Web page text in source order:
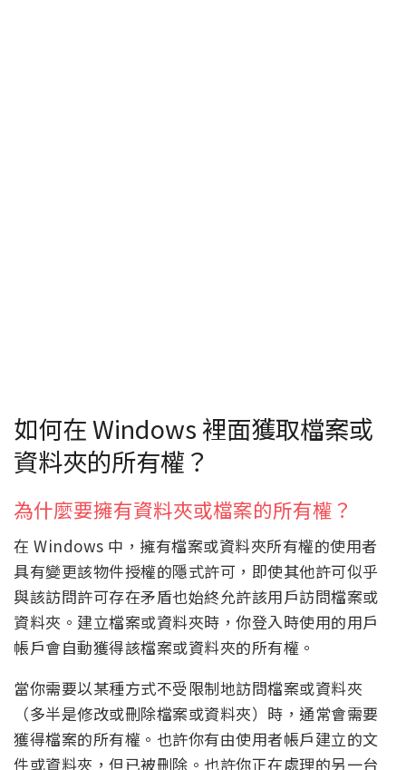
如何在 Windows 裡面獲取檔案或
資料夾的所有權？
為什麼要擁有資料夾或檔案的所有權？
在 Windows 中，擁有檔案或資料夾所有權的使用者
具有變更該物件授權的隱式許可，即使其他許可似乎
與該訪問許可存在矛盾也始終允許該用戶訪問檔案或
資料夾。建立檔案或資料夾時，你登入時使用的用戶
帳戶會自動獲得該檔案或資料夾的所有權。
當你需要以某種方式不受限制地訪問檔案或資料夾
（多半是修改或刪除檔案或資料夾）時，通常會需要
獲得檔案的所有權。也許你有由使用者帳戶建立的文
件或資料夾，但已被刪除。也許你正在處理的另一台